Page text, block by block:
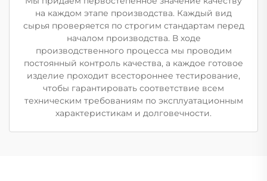
на каждом этапе производства. Каждый вид
сырья проверяется по строгим стандартам перед
началом производства. В ходе
производственного процесса мы проводим
постоянный контроль качества, а каждое готовое
изделие проходит всестороннее тестирование,
чтобы гарантировать соответствие всем
техническим требованиям по эксплуатационным
характеристикам и долговечности.